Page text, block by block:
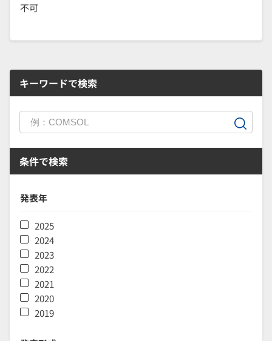
不可
キーワードで検索
条件で検索
発表年
2025
2024
2023
2022
2021
2020
2019